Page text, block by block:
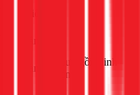
lần
Chưa gồm linh
kiện